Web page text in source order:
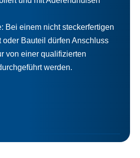
Bei einem nicht steckerfertigen
oder Bauteil dürfen Anschluss
von einer qualifizierten
werden.